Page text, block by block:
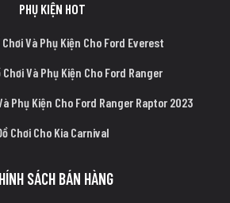
PHỤ KIỆN HOT
Và Phụ Kiện Cho Ford Everest
Và Phụ Kiện Cho Ford Ranger
Phụ Kiện Cho Ford Ranger Raptor 2023
Chơi Cho Kia Carnival
SÁCH BÁN HÀNG